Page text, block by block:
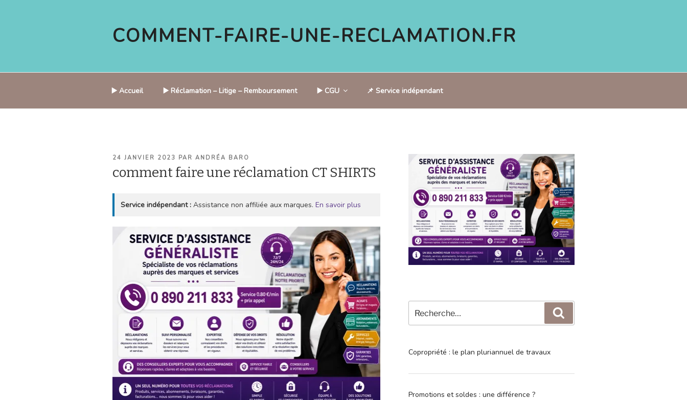
COMMENT-FAIRE-UNE-RECLAMATION.FR
▶️ Accueil ▶️ Réclamation – Litige – Remboursement ▶️ CGU 📌 Service indépendant
PUBLIÉ
24 JANVIER 2023 PAR ANDRÉA BARO
comment faire une réclamation CT SHIRTS
Service indépendant : Assistance non affiliée aux marques. En savoir plus
pour
:
Copropriété : le plan pluriannuel de travaux
Promotions et soldes : une différence ?